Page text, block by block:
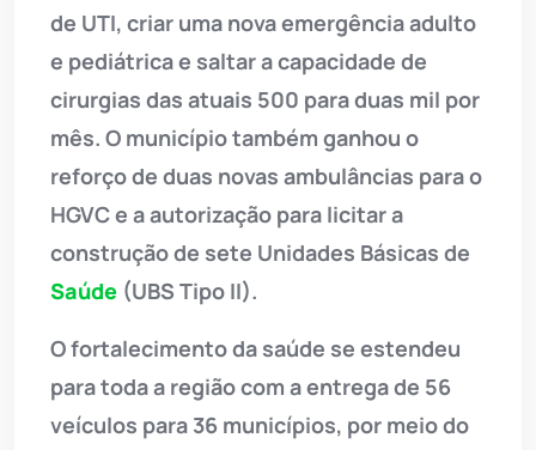
de UTI, criar uma nova emergência adulto
e pediátrica e saltar a capacidade de
cirurgias das atuais 500 para duas mil por
mês. O município também ganhou o
reforço de duas novas ambulâncias para o
HGVC e a autorização para licitar a
construção de sete Unidades Básicas de
Saúde (UBS Tipo II).
O fortalecimento da saúde se estendeu
para toda a região com a entrega de 56
veículos para 36 municípios, por meio do